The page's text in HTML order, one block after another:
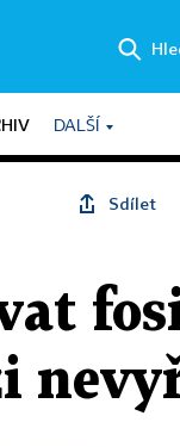
DALŠÍ
Sdílet